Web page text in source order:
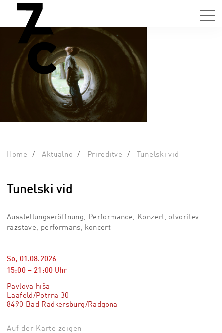
Home Aktualno Prireditve Tunelski vid
Tunelski vid
Ausstellungseröffnung, Performance, Konzert, otvoritev
razstave, performans, koncert
So, 01.08.2026
15:00 – 21:00 Uhr
Pavlova hiša
Laafeld/Potrna 30
8490 Bad Radkersburg/Radgona
Auf der Karte zeigen